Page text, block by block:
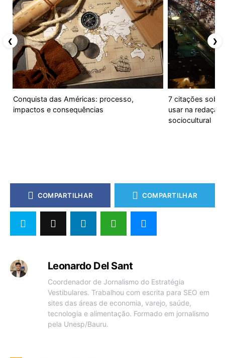
Conquista das Américas: processo,
impactos e consequências
7 citações
usar na
sociocultural
❮ ❯
COMPARTILHAR COMPARTILHAR
Leonardo Del Sant
Coordenador de Jornalismo do Estratégia
Vestibulares. Trabalhou com escrita para SEO em
sites das áreas de economia, varejo, saúde,
tecnologia e alimentação. Formado em jornalismo
pela Unesp/Bauru.